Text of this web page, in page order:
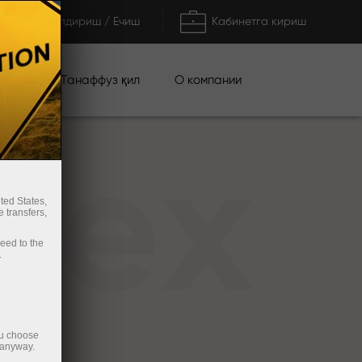
Тўлдириш / Ечиш Кабинетга кириш
Танаффуз қил О компании
States,
transfers,
to the
choose